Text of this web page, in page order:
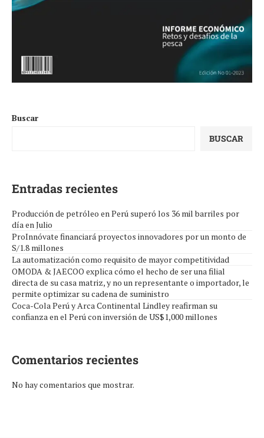
Buscar
BUSCAR
Entradas recientes
Producción de petróleo en Perú superó los 36 mil barriles por
día en Julio
ProInnóvate financiará proyectos innovadores por un monto de
S/1.8 millones
La automatización como requisito de mayor competitividad
OMODA & JAECOO explica cómo el hecho de ser una filial
directa de su casa matriz, y no un representante o importador, le
permite optimizar su cadena de suministro
Coca-Cola Perú y Arca Continental Lindley reafirman su
confianza en el Perú con inversión de US$1,000 millones
Comentarios recientes
No hay comentarios que mostrar.